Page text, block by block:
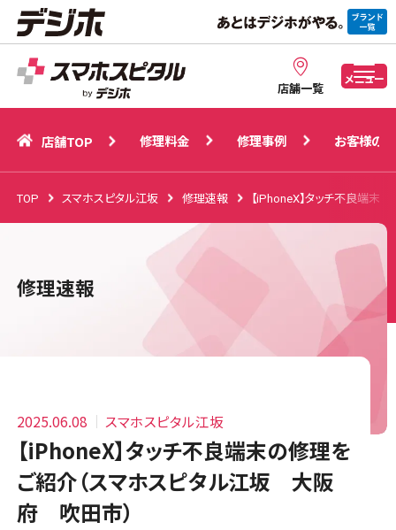
店舗一覧
メニュー
店舗TOP 修理事例 お客様の声
店舗TOP 修理料金 修理事例 お客様の声
TOP スマホスピタル江坂 修理速報 【iPhoneX】タッチ不良端
修理速報
2025.06.08 スマホスピタル江坂
【iPhoneX】タッチ不良端末の修理を
ご紹介（スマホスピタル江坂 大阪
府 吹田市）